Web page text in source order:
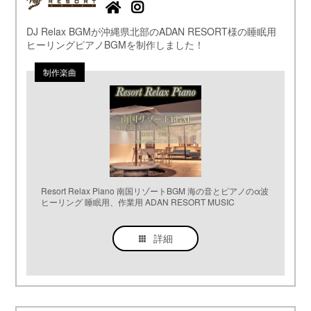
DJ Relax BGMが沖縄県北部のADAN RESORT様の睡眠用
ヒーリングピアノBGMを制作しました！
Resort Relax Piano 南国リゾートBGM 海の音とピアノのα波
ヒーリング 睡眠用、作業用 ADAN RESORT MUSIC
詳細